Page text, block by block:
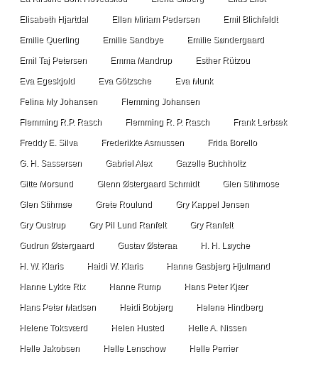
Elisabeth Hjartdal Ellen Miriam Pedersen Emil Blichfeldt
Emilie Querling Emilie Sandbye Emilie Søndergaard
Emil Taj Petersen Emma Mandrup Esther Rützou
Eva Egeskjold Eva Götzsche Eva Munk
Felina My Johansen Flemming Johansen
Flemming R.P. Rasch Flemming R. P. Rasch Frank Lerbæk
Freddy E. Silva Frederikke Asmussen Frida Borello
G. H. Sassersen Gabriel Alex Gazelle Buchholtz
Gitte Morsund Glenn Østergaard Schmidt Glen Stihmose
Glen Stihmøe Grete Roulund Gry Kappel Jensen
Gry Oustrup Gry Pil Lund Ranfelt Gry Ranfelt
Gudrun Østergaard Gustav Østeraa H. H. Løyche
H. W. Klaris Haidi W. Klaris Hanne Gasbjerg Hjulmand
Hanne Lykke Rix Hanne Rump Hans Peter Kjær
Hans Peter Madsen Heidi Bobjerg Helene Hindberg
Helene Toksværd Helen Husted Helle A. Nissen
Helle Jakobsen Helle Lenschow Helle Perrier